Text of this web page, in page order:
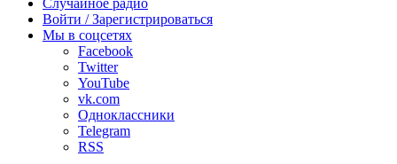
Случайное радио
Войти / Зарегистрироваться
Мы в соцсетях
Facebook
Twitter
YouTube
vk.com
Одноклассники
Telegram
RSS